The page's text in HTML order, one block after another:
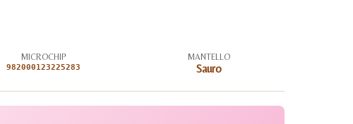
MICROCHIP
982000123225283
MANTELLO
Sauro